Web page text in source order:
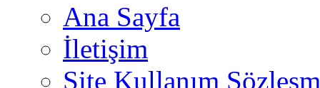
Ana Sayfa
İletişim
Site Kullanım